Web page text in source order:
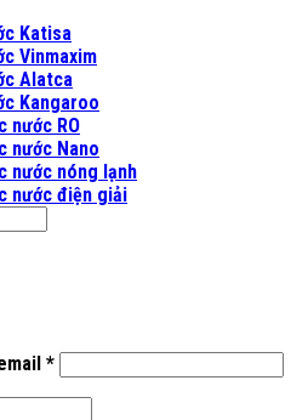
Katisa
Vinmaxim
Alatca
Kangaroo
nước RO
nước Nano
nước nóng lạnh
nước điện giải
*